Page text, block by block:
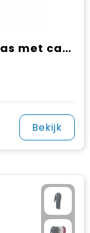
Sophie Muval velours badjas met capuchon, 380gr/m²
Bekijk